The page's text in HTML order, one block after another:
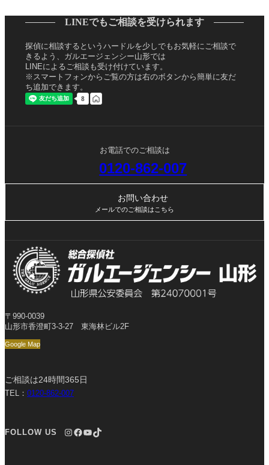
LINEでもご相談を受けられます
探偵に相談するというハードルを少しでもお気軽にご相談で
きるよう、ガルエージェンシー山形では
LINEによるご相談も受け付けています。
※スマートフォンからご覧の方は右のボタンから簡単に友だ
ち追加できます。
お電話でのご相談は
0120-862-007
お問い合わせ
メールでのご相談はこちら
〒990-0039
山形市香澄町3-3-27 東海林ビル2F
Google Map
ご相談は24時間365日
TEL： 0120-862-007
FOLLOW US Instagram Facebook YouTube TikTok